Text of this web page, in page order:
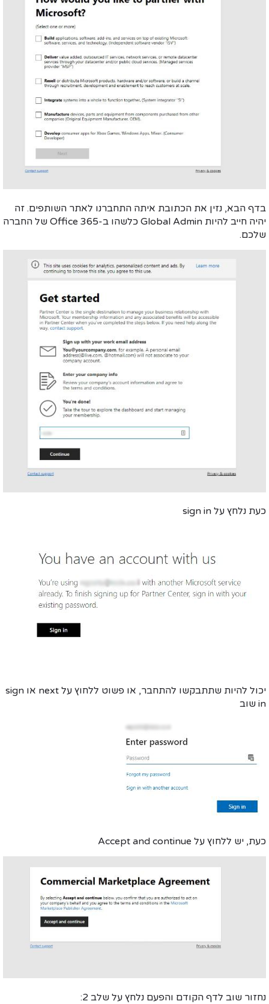
בדף הבא, נזין את הכתובת איתה התחברנו לאתר השותפים. זה
יהיה חייב להיות Global Admin כלשהו ב-Office 365 של החברה
שלכם.
כעת נלחץ על sign in
יכול להיות שתתבקשו להתחבר, או פשוט ללחוץ על nextאו sign
inשוב
כעת, יש ללחוץ על Accept and continue
נחזור שוב לדף הקודם והפעם נלחץ על שלב 2 :